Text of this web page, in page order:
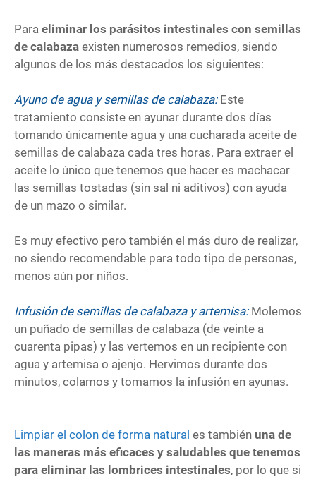
Para eliminar los parásitos intestinales con semillas
de calabaza existen numerosos remedios, siendo
algunos de los más destacados los siguientes:
Ayuno de agua y semillas de calabaza:Este
tratamiento consiste en ayunar durante dos días
tomando únicamente agua y una cucharada aceite de
semillas de calabaza cada tres horas. Para extraer el
aceite lo único que tenemos que hacer es machacar
las semillas tostadas (sin sal ni aditivos) con ayuda
de un mazo o similar.
Es muy efectivo pero también el más duro de realizar,
no siendo recomendable para todo tipo de personas,
menos aún por niños.
Infusión de semillas de calabaza y artemisa:Molemos
un puñado de semillas de calabaza (de veinte a
cuarenta pipas) y las vertemos en un recipiente con
agua y artemisa o ajenjo. Hervimos durante dos
minutos, colamos y tomamos la infusión en ayunas.
Limpiar el colon de forma natural es también una de
las maneras más eficaces y saludables que tenemos
para eliminar las lombrices intestinales, por lo que si